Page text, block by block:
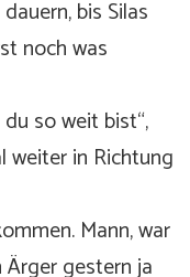
bis Silas
noch was
so weit bist“,
weiter in Richtung
Mann, war
gestern ja